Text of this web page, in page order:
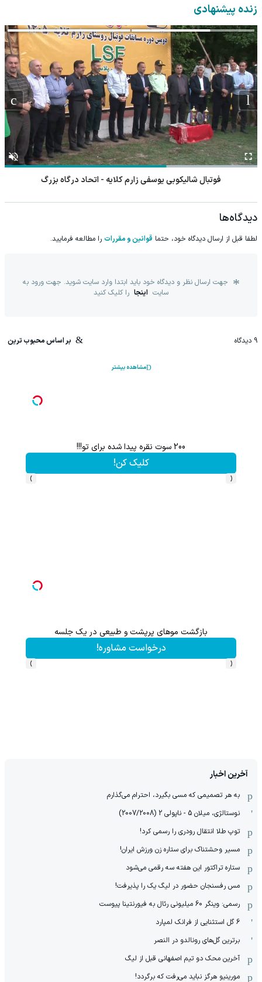
زنده پیشنهادی
فوتبال شالیکوبی یوسفی زارم کلایه - اتحاد درگاه بزرگ
دیدگاه‌ها
لطفا قبل از ارسال دیدگاه خود، حتما قوانین و مقررات را مطالعه فرمایید.
جهت ارسال نظر و دیدگاه خود باید ابتدا وارد سایت شوید. جهت ورود به
سایت اینجا را کلیک کنید
9 دیدگاه بر اساس محبوب ترین
مشاهده بیشتر
200 سوت نقره پیدا شده برای تو!!!
کلیک کن!
‹
›
بازگشت موهای پرپشت و طبیعی در یک جلسه
درخواست مشاوره!
‹
›
آخرین اخبار
به هر تصمیمی که مسی بگیرد، احترام می‌گذارم
نوستالژی، میلان 5 - ناپولی 2 (2007/2008)
توپ طلا انتقال رودری را رسمی کرد!
مسیر وحشتناک برای ستاره زن ورزش ایران!
ستاره تراکتور این هفته سه رقمی می‌شود
مس رفسنجان حضور در لیگ یک را پذیرفت!
رسمی: وینگر 60 میلیونی رئال به فیورنتینا پیوست
6 گل استثنایی از فرانک لمپارد
برترین گل‌های رونالدو در النصر
آخرین محک دو تیم اصفهانی قبل از لیگ
مورینیو هرگز نباید می‌رفت که برگردد!